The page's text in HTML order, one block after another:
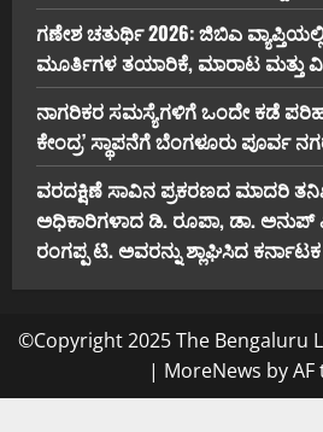
ಗಣೇಶ ಚತುರ್ಥಿ 2026: ಜಿಬಿಎ
ಮೂರ್ತಿಗಳ ತಯಾರಿಕೆ, ಮಾರಾಟ ಮತ್ತು
ನಾಗರಿಕರ ಸಮಸ್ಯೆಗಳಿಗೆ ಒಂದೇ ಕಡೆ
ಕೇಂದ್ರ’ ಸ್ಥಾಪನೆಗೆ ಬೆಂಗಳೂರು ಪೂರ್ವ
ವರದಕ್ಷಿಣೆ ಸಾವಿನ ಪ್ರಕರಣದ ಮಾದರಿ
ಅಧಿಕಾರಿಗಳಾದ ಡಿ. ರೂಪಾ, ಡಾ. ಅನುಪ್
ರಂಗಪ್ಪ ಟಿ. ಅವರನ್ನು ಶ್ಲಾಘಿಸಿದ
©Copyright 2025 The Bengaluru
| MoreNews by